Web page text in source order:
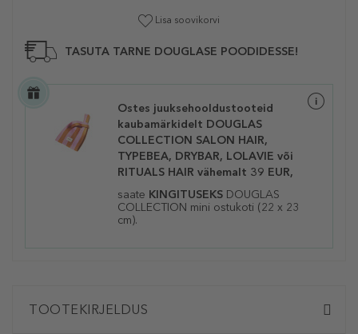
Lisa soovikorvi
TASUTA TARNE DOUGLASE POODIDESSE!
Ostes juuksehooldustooteid
kaubamärkidelt DOUGLAS
COLLECTION SALON HAIR,
TYPEBEA, DRYBAR, LOLAVIE või
RITUALS HAIR vähemalt 39 EUR,
saate KINGITUSEKS DOUGLAS
COLLECTION mini ostukoti (22 x 23
cm).
TOOTEKIRJELDUS